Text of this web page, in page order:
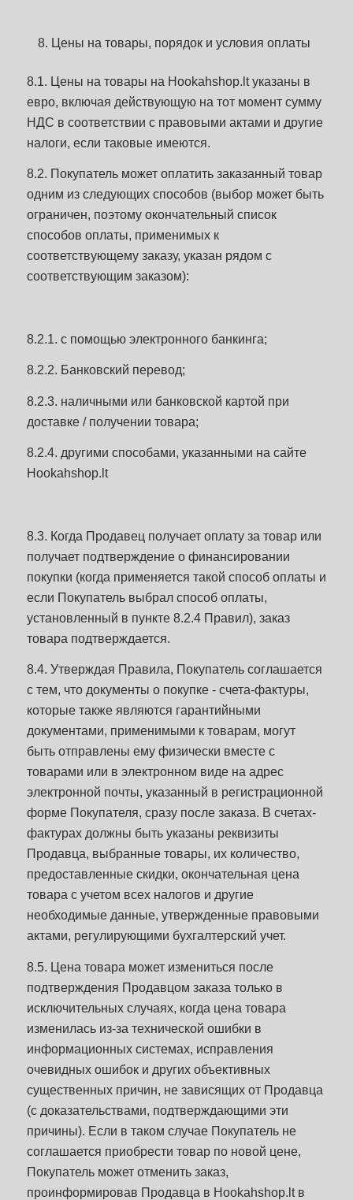
Цены на товары, порядок и условия оплаты
8.1. Цены на товары на Hookahshop.lt указаны в
евро, включая действующую на тот момент сумму
НДС в соответствии с правовыми актами и другие
налоги, если таковые имеются.
8.2. Покупатель может оплатить заказанный товар
одним из следующих способов (выбор может быть
ограничен, поэтому окончательный список
способов оплаты, применимых к
соответствующему заказу, указан рядом с
соответствующим заказом):
8.2.1. с помощью электронного банкинга;
8.2.2. Банковский перевод;
8.2.3. наличными или банковской картой при
доставке / получении товара;
8.2.4. другими способами, указанными на сайте
Hookahshop.lt
8.3. Когда Продавец получает оплату за товар или
получает подтверждение о финансировании
покупки (когда применяется такой способ оплаты и
если Покупатель выбрал способ оплаты,
установленный в пункте 8.2.4 Правил), заказ
товара подтверждается.
8.4. Утверждая Правила, Покупатель соглашается
с тем, что документы о покупке - счета-фактуры,
которые также являются гарантийными
документами, применимыми к товарам, могут
быть отправлены ему физически вместе с
товарами или в электронном виде на адрес
электронной почты, указанный в регистрационной
форме Покупателя, сразу после заказа. В счетах-
фактурах должны быть указаны реквизиты
Продавца, выбранные товары, их количество,
предоставленные скидки, окончательная цена
товара с учетом всех налогов и другие
необходимые данные, утвержденные правовыми
актами, регулирующими бухгалтерский учет.
8.5. Цена товара может измениться после
подтверждения Продавцом заказа только в
исключительных случаях, когда цена товара
изменилась из-за технической ошибки в
информационных системах, исправления
очевидных ошибок и других объективных
существенных причин, не зависящих от Продавца
(с доказательствами, подтверждающими эти
причины). Если в таком случае Покупатель не
соглашается приобрести товар по новой цене,
Покупатель может отменить заказ,
проинформировав Продавца в Hookahshop.lt в